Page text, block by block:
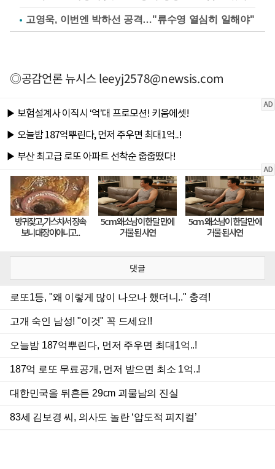
고영욱, 이번엔 박하선 공격…"류수영 열심히 일해야"
◎공감언론 뉴시스leeyj2578@newsis.com
댓글